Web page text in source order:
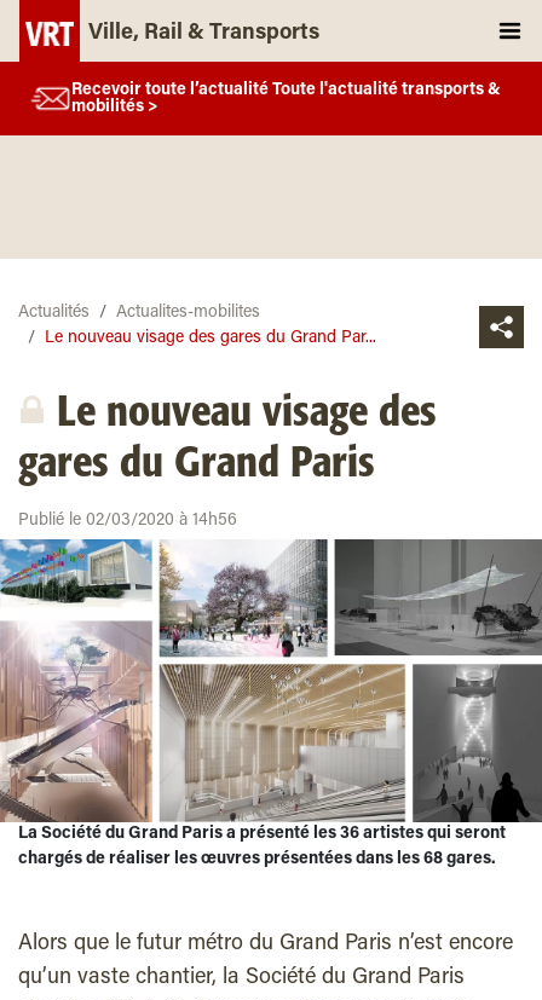
Ville, Rail & Transports
Recevoir toute l’actualité Toute l'actualité transports &
mobilités >
Actualités
Actualites-mobilites
Le nouveau visage des gares du Grand Par...
Le nouveau visage des
gares du Grand Paris
Publié le 02/03/2020 à 14h56
La Société du Grand Paris a présenté les 36 artistes qui seront
chargés de réaliser les œuvres présentées dans les 68 gares.
Alors que le futur métro du Grand Paris n’est encore
qu’un vaste chantier, la Société du Grand Paris